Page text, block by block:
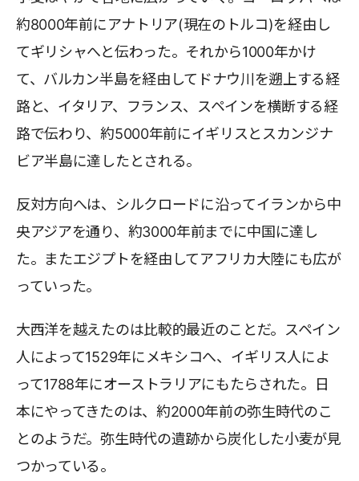
約8000年前にアナトリア(現在のトルコ)を経由し
てギリシャへと伝わった。それから1000年かけ
て、バルカン半島を経由してドナウ川を遡上する経
路と、イタリア、フランス、スペインを横断する経
路で伝わり、約5000年前にイギリスとスカンジナ
ビア半島に達したとされる。
反対方向へは、シルクロードに沿ってイランから中
央アジアを通り、約3000年前までに中国に達し
た。またエジプトを経由してアフリカ大陸にも広が
っていった。
大西洋を越えたのは比較的最近のことだ。スペイン
人によって1529年にメキシコへ、イギリス人によ
って1788年にオーストラリアにもたらされた。日
本にやってきたのは、約2000年前の弥生時代のこ
とのようだ。弥生時代の遺跡から炭化した小麦が見
つかっている。